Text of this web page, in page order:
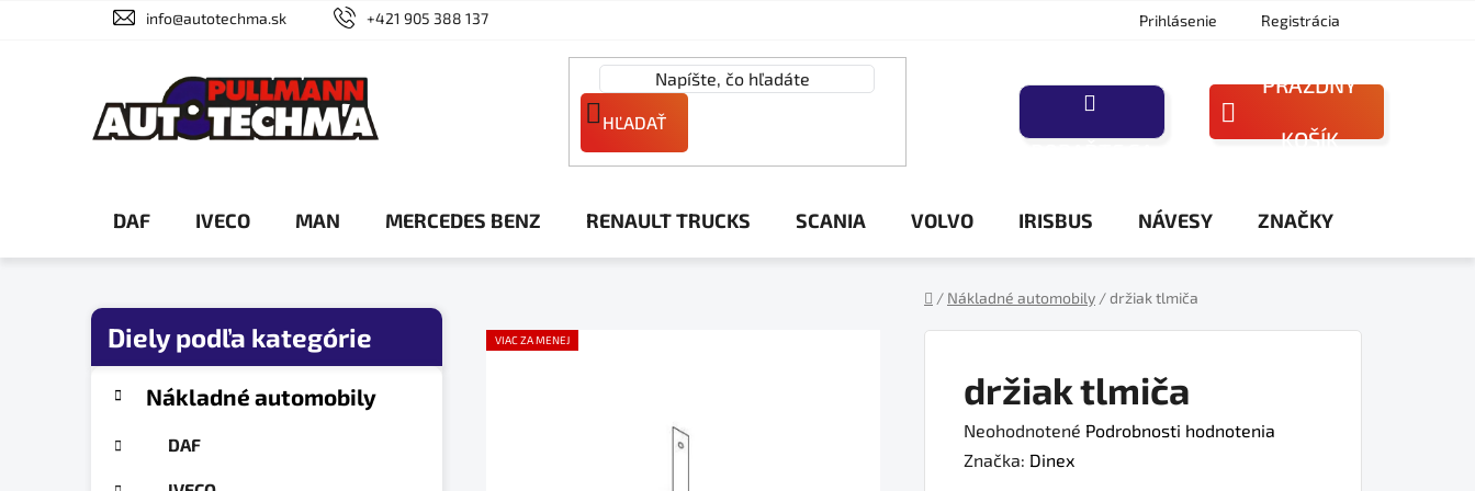
info@autotechma.sk +421 905 388 137 Prihlásenie Registrácia
HĽADAŤ
NÁKUPNÝ
PRÁZDNY
KOŠÍK
DAF IVECO MAN MERCEDES BENZ RENAULT TRUCKS SCANIA VOLVO IRISBUS NÁVESY ZNAČKY
/ Nákladné automobily /držiak tlmiča
B
kategórieNákladné automobily
DAF
držiak tlmiča
Priemerné
hodnotenie
Neohodnotené Podrobnosti hodnotenia
Značka: Dinex
VIAC ZA MENEJ